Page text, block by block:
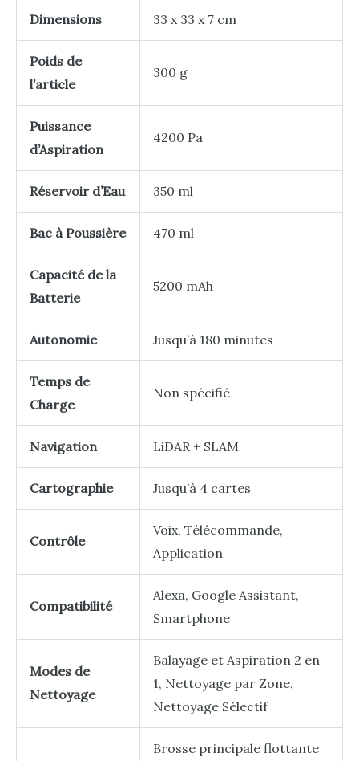
Dimensions 33 x 33 x 7 cm
Poids de
l’article
300 g
Puissance
d’Aspiration
4200 Pa
Réservoir d’Eau 350 ml
Bac à Poussière 470 ml
Capacité de la
Batterie
5200 mAh
Autonomie Jusqu’à 180 minutes
Temps de
Charge
Non spécifié
Navigation LiDAR + SLAM
Cartographie Jusqu’à 4 cartes
Contrôle
Voix, Télécommande,
Application
Compatibilité
Alexa, Google Assistant,
Smartphone
Modes de
Nettoyage
Balayage et Aspiration 2 en
1, Nettoyage par Zone,
Nettoyage Sélectif
Brosse principale flottante